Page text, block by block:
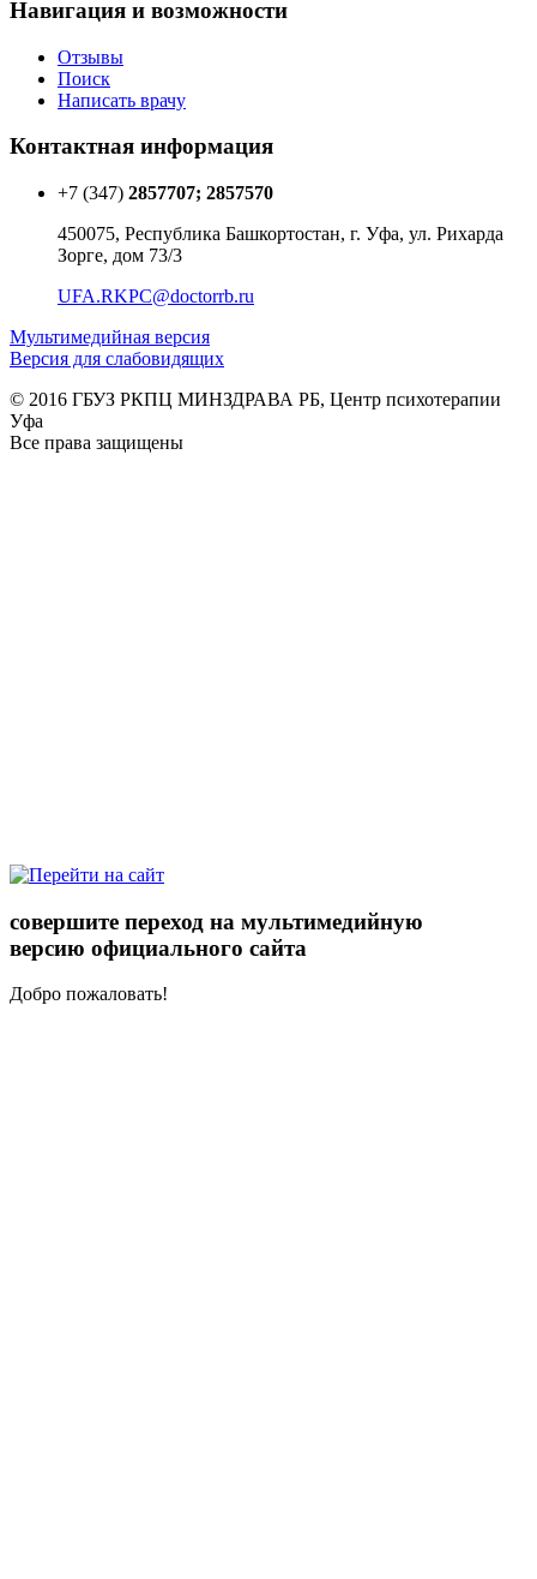
Навигация и возможности
Отзывы
Поиск
Написать врачу
Контактная информация
+7 (347) 2857707; 2857570
450075, Республика Башкортостан, г. Уфа, ул. Рихарда
Зорге, дом 73/3
UFA.RKPC@doctorrb.ru
Мультимедийная версия
Версия для слабовидящих
© 2016 ГБУЗ РКПЦ МИНЗДРАВА РБ, Центр психотерапии
Уфа
Все права защищены
совершите переход на мультимедийную
версию официального сайта
Добро пожаловать!